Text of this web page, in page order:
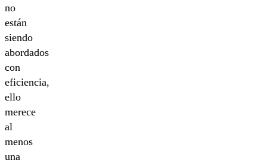
no
están
siendo
abordados
con
eficiencia,
ello
merece
al
menos
una